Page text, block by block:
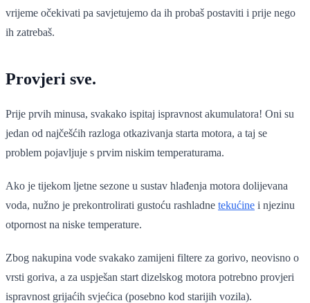
vrijeme očekivati pa savjetujemo da ih probaš postaviti i prije nego
ih zatrebaš.
Provjeri sve.
Prije prvih minusa, svakako ispitaj ispravnost akumulatora! Oni su
jedan od najčešćih razloga otkazivanja starta motora, a taj se
problem pojavljuje s prvim niskim temperaturama.
Ako je tijekom ljetne sezone u sustav hlađenja motora dolijevana
voda, nužno je prekontrolirati gustoću rashladne tekućine i njezinu
otpornost na niske temperature.
Zbog nakupina vode svakako zamijeni filtere za gorivo, neovisno o
vrsti goriva, a za uspješan start dizelskog motora potrebno provjeri
ispravnost grijaćih svjećica (posebno kod starijih vozila).